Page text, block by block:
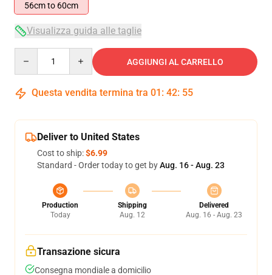
56cm to 60cm
Visualizza guida alle taglie
AGGIUNGI AL CARRELLO
Questa vendita termina tra 01 : 42: 55
Deliver to United States
Cost to ship:$6.99
Standard - Order today to get byAug. 16 - Aug. 23
Production
Today
Shipping
Aug. 12
Delivered
Aug. 16 - Aug. 23
Transazione sicura
Consegna mondiale a domicilio